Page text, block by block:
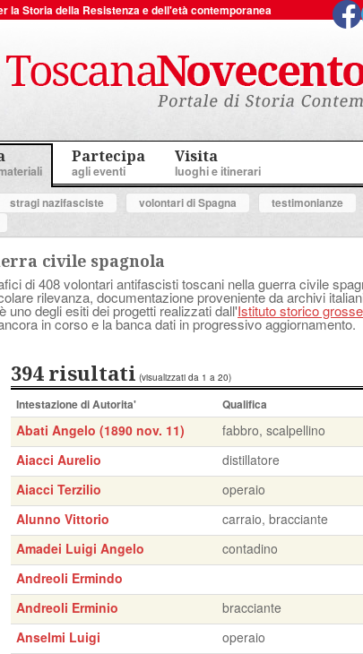
la Storia della Resistenza e dell'età contemporanea
Partecipa
agli eventi
Visita
luoghi e itinerari
stragi nazifasciste volontari di Spagna testimonianze
civile spagnola
di 408 volontari antifascisti toscani nella guerra civile
rilevanza, documentazione proveniente da archivi
uno degli esiti dei progetti realizzati dall'Istituto storico
in corso e la banca dati in progressivo aggiornamento.
394 risultati (visualizzati da 1 a 20)
Intestazione di Autorita' Qualifica
Abati Angelo (1890 nov. 11) fabbro, scalpellino
Aiacci Aurelio
distillatore
Aiacci Terzilio
operaio
Alunno Vittorio
carraio, bracciante
Amadei Luigi Angelo
contadino
Andreoli Ermindo
Andreoli Erminio
bracciante
Anselmi Luigi
operaio